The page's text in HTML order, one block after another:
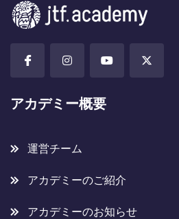
アカデミー概要
運営チーム
アカデミーのご紹介
アカデミーのお知らせ